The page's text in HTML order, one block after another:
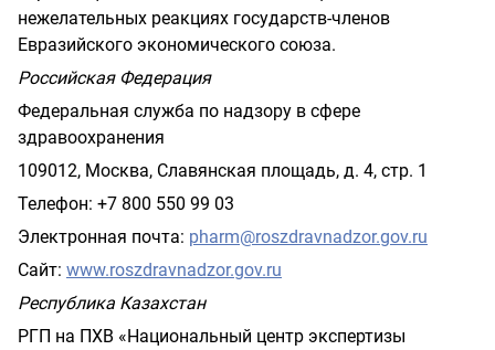
нежелательных реакциях государств-членов
Евразийского экономического союза.
Российская Федерация
Федеральная служба по надзору в сфере
здравоохранения
109012, Москва, Славянская площадь, д. 4, стр. 1
Телефон: +7 800 550 99 03
Электронная почта: pharm@roszdravnadzor.gov.ru
Сайт: www.roszdravnadzor.gov.ru
Республика Казахстан
РГП на ПХВ «Национальный центр экспертизы